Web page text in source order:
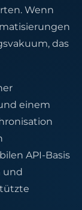
Wenn
das
einem
API-Basis
und